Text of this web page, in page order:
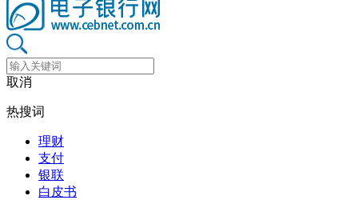
取消
热搜词
理财
支付
银联
白皮书